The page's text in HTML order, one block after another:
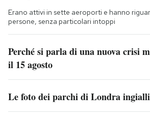
Erano attivi in sette aeroporti e hanno
persone, senza particolari intoppi
Perché si parla di una nuova crisi
il 15 agosto
Le foto dei parchi di Londra